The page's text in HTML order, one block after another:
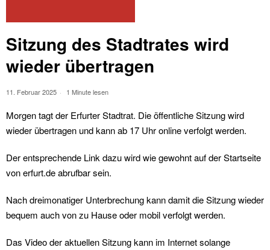
Sitzung des Stadtrates wird
wieder übertragen
11. Februar 2025 1 Minute lesen
Morgen tagt der Erfurter Stadtrat. Die öffentliche Sitzung wird
wieder übertragen und kann ab 17 Uhr online verfolgt werden.
Der entsprechende Link dazu wird wie gewohnt auf der Startseite
von erfurt.de abrufbar sein.
Nach dreimonatiger Unterbrechung kann damit die Sitzung wieder
bequem auch von zu Hause oder mobil verfolgt werden.
Das Video der aktuellen Sitzung kann im Internet solange